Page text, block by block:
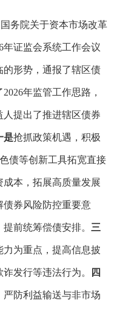
务院关于资本市场改革
年证监会系统工作会议
形势，通报了辖区债
2026年监管工作思路，
人提出了推进辖区债券
是抢抓政策机遇，积极
债等创新工具拓宽直接
成本 ，拓展高质量发展
券风险防控重要意
前统筹偿债安排。 三
力为重点，提高信息披
发行等违法行为。 四
防利益输送与非市场